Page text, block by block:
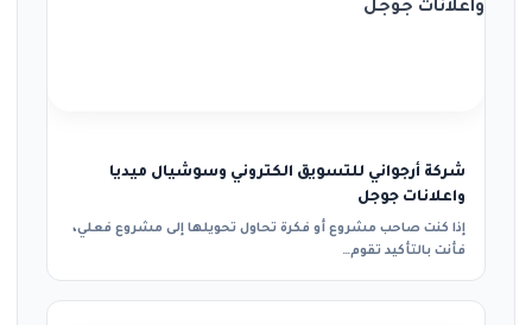
شركة أرجواني للتسويق الكتروني وسوشيال ميديا
واعلانات جوجل
إذا كنت صاحب مشروع أو فكرة تحاول تحويلها إلى مشروع فعلي،
فأنت بالتأكيد تقوم…